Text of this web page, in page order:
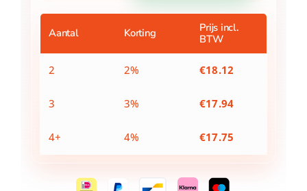
aantal
Aantal Korting
Prijs incl.
BTW
2 2% €18.12
3 3% €17.94
4+ 4% €17.75